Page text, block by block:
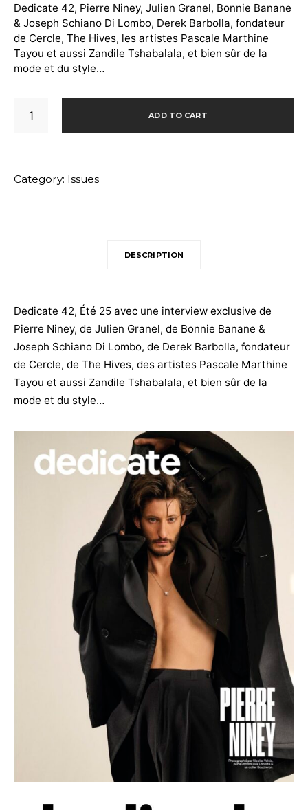
Dedicate 42, Pierre Niney, Julien Granel, Bonnie Banane
& Joseph Schiano Di Lombo, Derek Barbolla, fondateur
de Cercle, The Hives, les artistes Pascale Marthine
Tayou et aussi Zandile Tshabalala, et bien sûr de la
mode et du style…
Niney
ADD TO CART
Category: Issues
DESCRIPTION
Dedicate 42, Été 25 avec une interview exclusive de
Pierre Niney, de Julien Granel, de Bonnie Banane &
Joseph Schiano Di Lombo, de Derek Barbolla, fondateur
de Cercle, de The Hives, des artistes Pascale Marthine
Tayou et aussi Zandile Tshabalala, et bien sûr de la
mode et du style…